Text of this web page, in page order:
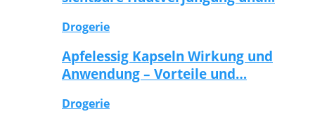
Drogerie
Apfelessig Kapseln Wirkung und
Anwendung – Vorteile und…
Drogerie